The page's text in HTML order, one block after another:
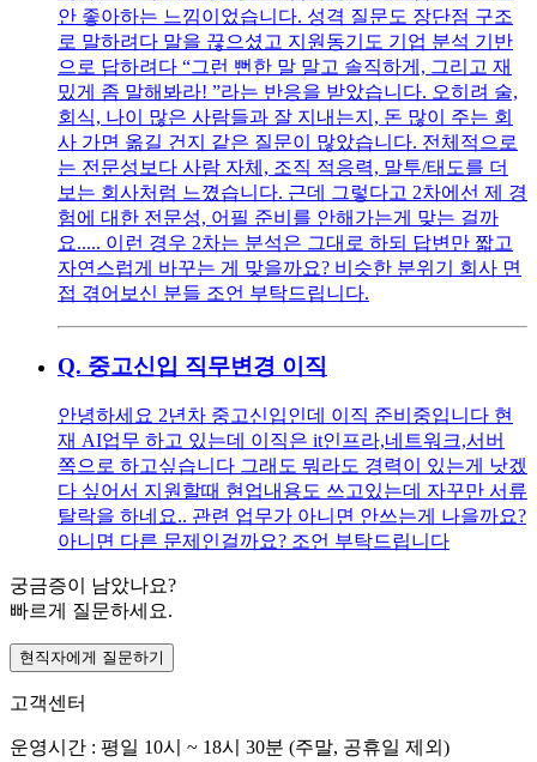
안 좋아하는 느낌이었습니다. 성격 질문도 장단점 구조
로 말하려다 말을 끊으셨고 지원동기도 기업 분석 기반
으로 답하려다 “그런 뻔한 말 말고 솔직하게, 그리고 재
밌게 좀 말해봐라! ”라는 반응을 받았습니다. 오히려 술,
회식, 나이 많은 사람들과 잘 지내는지, 돈 많이 주는 회
사 가면 옮길 건지 같은 질문이 많았습니다. 전체적으로
는 전문성보다 사람 자체, 조직 적응력, 말투/태도를 더
보는 회사처럼 느꼈습니다. 근데 그렇다고 2차에선 제 경
험에 대한 전문성, 어필 준비를 안해가는게 맞는 걸까
요..... 이런 경우 2차는 분석은 그대로 하되 답변만 짧고
자연스럽게 바꾸는 게 맞을까요? 비슷한 분위기 회사 면
접 겪어보신 분들 조언 부탁드립니다.
Q. 중고신입 직무변경 이직
안녕하세요 2년차 중고신입인데 이직 준비중입니다 현
재 AI업무 하고 있는데 이직은 it인프라,네트워크,서버
쪽으로 하고싶습니다 그래도 뭐라도 경력이 있는게 낫겠
다 싶어서 지원할때 현업내용도 쓰고있는데 자꾸만 서류
탈락을 하네요.. 관련 업무가 아니면 안쓰는게 나을까요?
아니면 다른 문제인걸까요? 조언 부탁드립니다
궁금증이 남았나요?
빠르게 질문하세요.
현직자에게 질문하기
고객센터
운영시간 : 평일 10시 ~ 18시 30분 (주말, 공휴일 제외)